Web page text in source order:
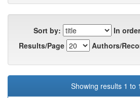
Sort by:
In
Results/Page
Authors/
Showing results 1 to